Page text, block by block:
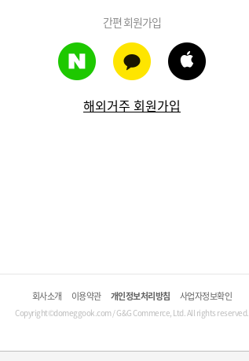
간편 회원가입
해외거주 회원가입
회사소개 이용약관 개인정보처리방침 사업자정보확인
Copyright©domeggook.com / G&G Commerce, Ltd. All rights reserved.